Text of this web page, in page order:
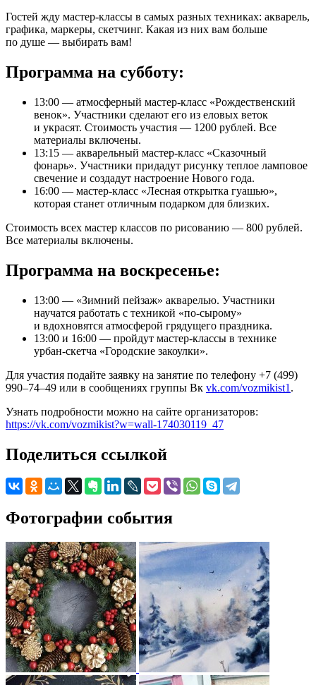
Гостей жду мастер-классы в самых разных техниках: акварель,
графика, маркеры, скетчинг. Какая из них вам больше
по душе — выбирать вам!
Программа на субботу:
13:00 — атмосферный мастер-класс «Рождественский
венок». Участники сделают его из еловых веток
и украсят. Стоимость участия — 1200 рублей. Все
материалы включены.
13:15 — акварельный мастер-класс «Сказочный
фонарь». Участники придадут рисунку теплое ламповое
свечение и создадут настроение Нового года.
16:00 — мастер-класс «Лесная открытка гуашью»,
которая станет отличным подарком для близких.
Стоимость всех мастер классов по рисованию — 800 рублей.
Все материалы включены.
Программа на воскресенье:
13:00 — «Зимний пейзаж» акварелью. Участники
научатся работать с техникой «по-сырому»
и вдохновятся атмосферой грядущего праздника.
13:00 и 16:00 — пройдут мастер-классы в технике
урбан-скетча «Городские закоулки».
Для участия подайте заявку на занятие по телефону +7 (499)
990–74–49 или в сообщениях группы Вк vk.com/vozmikist1 .
Узнать подробности можно на сайте организаторов:
https://vk.com/vozmikist?w=wall-174030119_47
Поделиться ссылкой
Фотографии события